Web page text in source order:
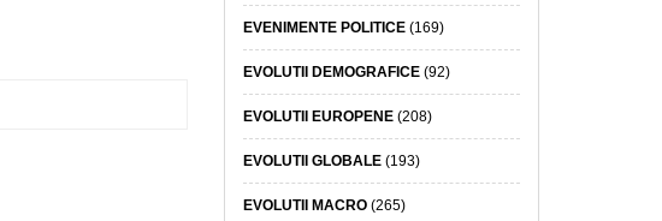
EVENIMENTE POLITICE(169)
EVOLUTII DEMOGRAFICE(92)
EVOLUTII EUROPENE(208)
EVOLUTII GLOBALE(193)
EVOLUTII MACRO(265)